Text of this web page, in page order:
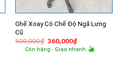
Ghế Xoay Có Chế Độ Ngã Lưng
Cũ
500,000₫ Giá
gốc
là:
360,000₫Giá
hiện
tại
Còn hàng - Giao nhanh